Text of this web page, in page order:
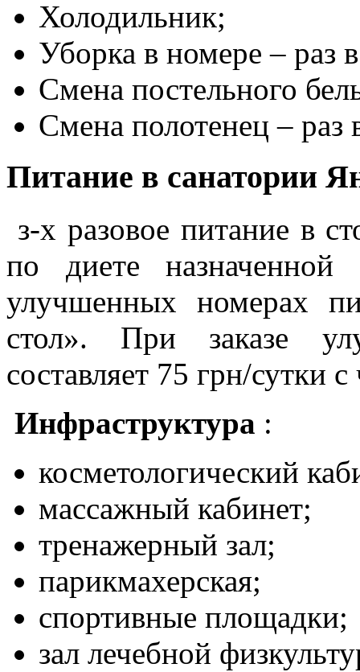
Холодильник;
Уборка в номере – раз
Смена постельного
Смена полотенец – раз
Питание в санатории
з-х разовое питание в
по диете
улучшенных номерах
стол». При заказе
составляет 75 грн/сутки с
Инфраструктура :
косметологический
массажный кабинет;
тренажерный зал;
парикмахерская;
спортивные площадки;
зал лечебной